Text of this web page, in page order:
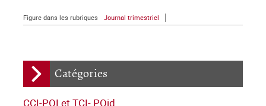
Catégories
CCI-POI et TCI- POid
Figure dans les rubriques Journal trimestriel